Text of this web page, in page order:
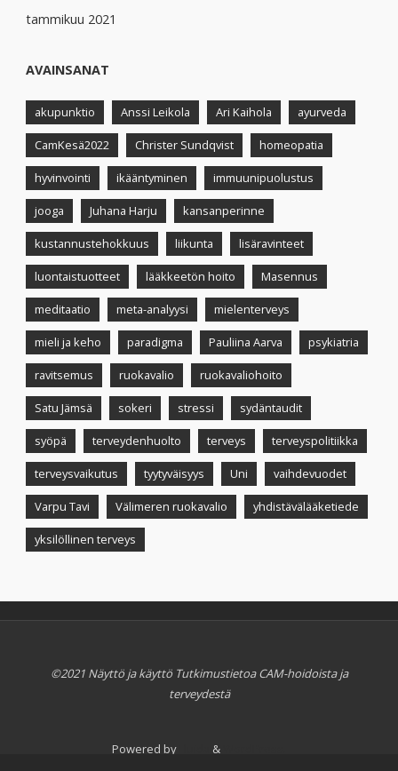
tammikuu 2021
AVAINSANAT
akupunktio Anssi Leikola Ari Kaihola ayurveda
CamKesä2022 Christer Sundqvist homeopatia
hyvinvointi ikääntyminen immuunipuolustus
jooga Juhana Harju kansanperinne
kustannustehokkuus liikunta lisäravinteet
luontaistuotteet lääkkeetön hoito Masennus
meditaatio meta-analyysi mielenterveys
mieli ja keho paradigma Pauliina Aarva psykiatria
ravitsemus ruokavalio ruokavaliohoito
Satu Jämsä sokeri stressi sydäntaudit
syöpä terveydenhuolto terveys terveyspolitiikka
terveysvaikutus tyytyväisyys Uni vaihdevuodet
Varpu Tavi Välimeren ruokavalio yhdistävälääketiede
yksilöllinen terveys
©2021 Näyttö ja käyttö Tutkimustietoa CAM-hoidoista ja
terveydestä
Powered byFluida &